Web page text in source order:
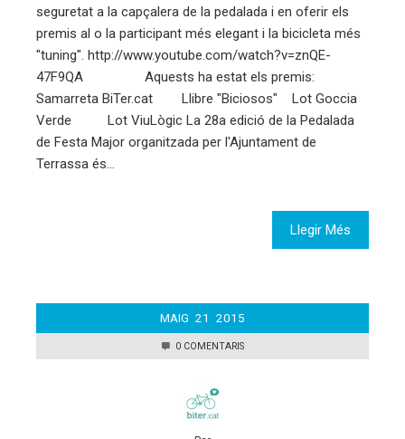
seguretat a la capçalera de la pedalada i en oferir els
premis al o la participant més elegant i la bicicleta més
"tuning". http://www.youtube.com/watch?v=znQE-
47F9QA Aquests ha estat els premis:
Samarreta BiTer.cat Llibre "Biciosos" Lot Goccia
Verde Lot ViuLògic La 28a edició de la Pedalada
de Festa Major organitzada per l'Ajuntament de
Terrassa és…
Llegir Més
MAIG 21 2015
0 COMENTARIS